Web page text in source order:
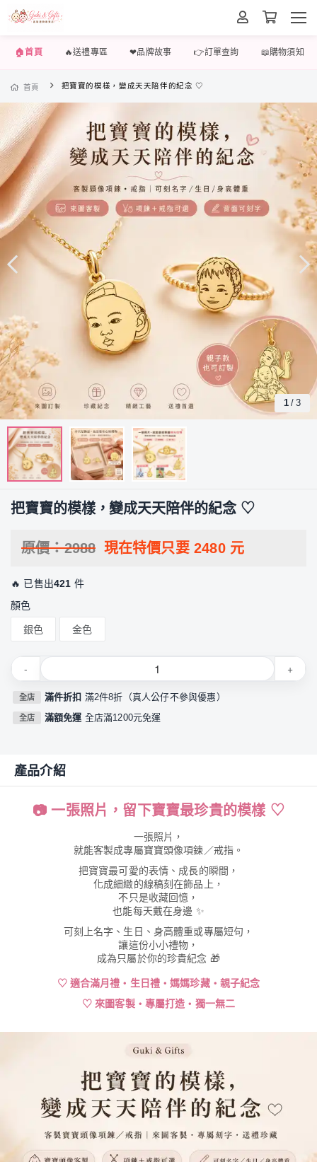
🏠首頁 🔥送禮專區 ❤品牌故事 👉訂單查詢 📖購物須知
首頁 把寶寶的模樣，變成天天陪伴的紀念 ♡
1 / 3
把寶寶的模樣，變成天天陪伴的紀念 ♡
原價：2988 現在特價只要2480元
🔥 已售出421 件
顏色
銀色 金色
- +
全店 滿件折扣 滿2件8折（真人公仔不參與優惠）
全店 滿額免運 全店滿1200元免運
產品介紹
📷 一張照片，留下寶寶最珍貴的模樣 ♡
一張照片，
就能客製成專屬寶寶頭像項鍊／戒指。
把寶寶最可愛的表情、成長的瞬間，
化成細緻的線稿刻在飾品上，
不只是收藏回憶，
也能每天戴在身邊 ✨
可刻上名字、生日、身高體重或專屬短句，
讓這份小小禮物，
成為只屬於你的珍貴紀念 🎁
♡ 適合滿月禮・生日禮・媽媽珍藏・親子紀念
♡ 來圖客製・專屬打造・獨一無二